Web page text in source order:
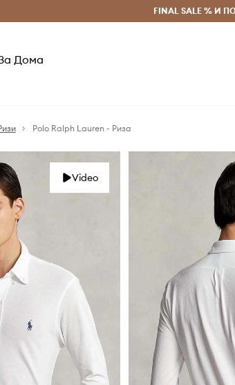
Безплатни доставка и връщане за
FINAL SALE % И
Дома
Polo Ralph Lauren - Риза
Video